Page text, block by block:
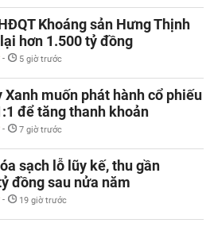
Khoáng sản Hưng Thịnh
hơn 1.500 tỷ đồng
- 5 giờ trước
muốn phát hành cổ phiếu
để tăng thanh khoản
- 7 giờ trước
sạch lỗ lũy kế, thu gần
đồng sau nửa năm
- 19 giờ trước